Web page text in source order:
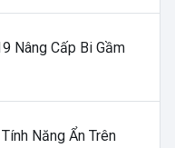
Nâng Cấp Bi Gầm
Năng Ẩn Trên